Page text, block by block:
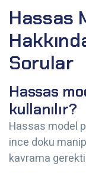
Hassas
Sorular
Hassas
kullanılır?
Hassas model
ince doku
kavrama